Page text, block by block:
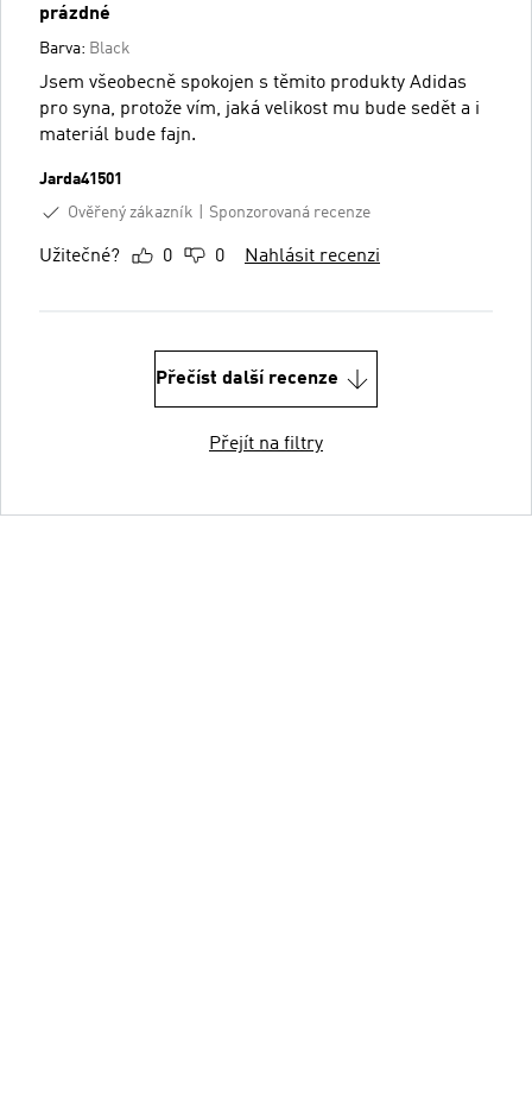
prázdné
Barva: Black
Jsem všeobecně spokojen s těmito produkty Adidas
pro syna, protože vím, jaká velikost mu bude sedět a i
materiál bude fajn.
Jarda41501
Ověřený zákazník
Sponzorovaná recenze
Užitečné? 0 0 Nahlásit recenzi
Přečíst další recenze
Přejít na filtry